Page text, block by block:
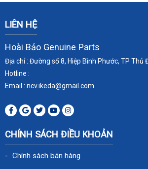
LIÊN HỆ
Hoài Bảo Genuine Parts
Địa chỉ : Đường số 8, Hiệp Bình Phước, TP Thủ
Hotline :
Email : ncv.ikeda@gmail.com
CHÍNH SÁCH ĐIỀU KHOẢN
Chính sách bán hàng